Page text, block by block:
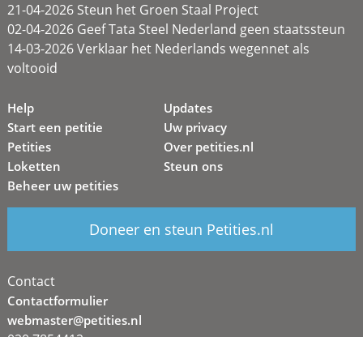
21-04-2026 Steun het Groen Staal Project
02-04-2026 Geef Tata Steel Nederland geen staatssteun
14-03-2026 Verklaar het Nederlands wegennet als
voltooid
Help
Start een petitie
Petities
Loketten
Beheer uw petities
Updates
Uw privacy
Over petities.nl
Steun ons
Doneer en steun Petities.nl
Contact
Contactformulier
webmaster@petities.nl